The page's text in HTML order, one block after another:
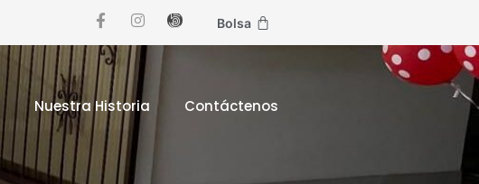
Bolsa
Nuestra Historia Contáctenos